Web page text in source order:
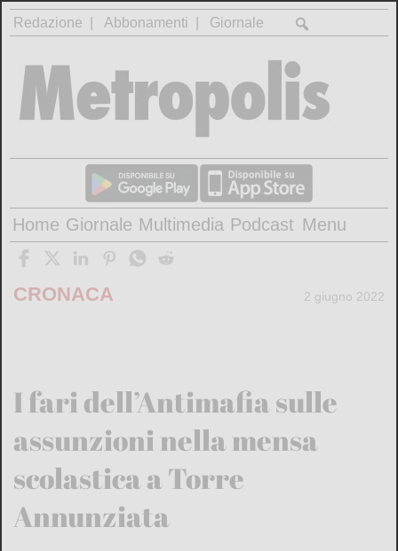
Redazione Abbonamenti Giornale
Home Giornale Multimedia Podcast Menu
CRONACA 2 giugno 2022
I fari dell’Antimafia sulle
assunzioni nella mensa
scolastica a Torre
Annunziata